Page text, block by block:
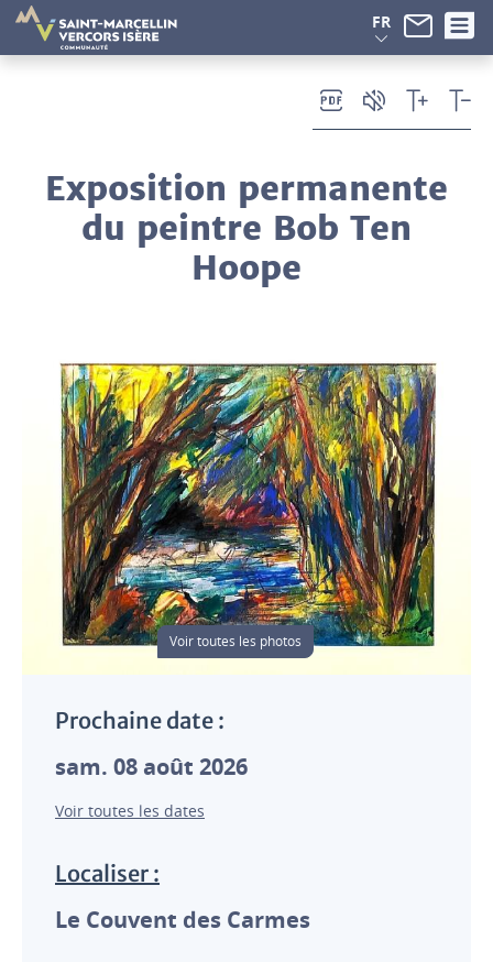
FR
Exposition permanente
du peintre Bob Ten
Hoope
Voir toutes les photos
Prochaine date :
sam. 08 août 2026
Voir toutes les dates
Localiser :
Le Couvent des Carmes
Panneau de gestion des cookies